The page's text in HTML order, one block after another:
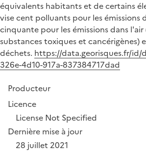
équivalents habitants et de certains
vise cent polluants pour les émissions
cinquante pour les émissions dans
substances toxiques et cancérigènes)
déchets. https://data.georisques.fr/id/
326e-4d10-917a-837384717dad
Producteur
Licence
License Not Specified
Dernière mise à jour
28 juillet 2021